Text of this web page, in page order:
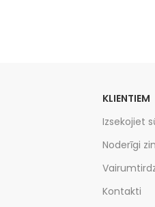
KLIENTIEM
Izsekojiet
Noderīgi
Kontakti